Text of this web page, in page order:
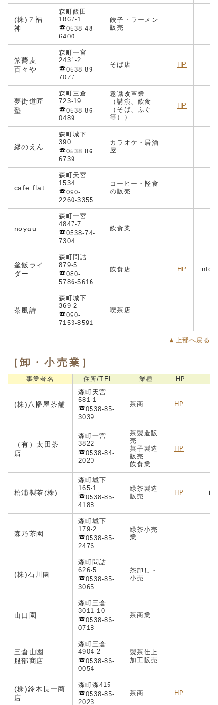
(株) ７福
神
森町飯田
1867-1
0538-48-
6400
餃子・ラーメン
販売
笊蕎麦
百々や
森町一宮
2431-2
0538-89-
7077
そば店 HP
夢街道匠
塾
森町三倉
723-19
0538-86-
0489
意識改革業
（講演、飲食
（そば、ふぐ
等））
HP
縁のえん
森町城下
390
0538-86-
6739
カラオケ・居酒
屋
cafe flat
森町天宮
1534
090-
2260-3355
コーヒー・軽食
の販売
noyau
森町一宮
4847-7
0538-74-
7304
飲食業
釜飯ライ
ダー
森町問詰
879-5
080-
5786-5616
飲食店 HP
茶風詩
森町城下
369-2
090-
7153-8591
喫茶店
▲上部へ戻る
［卸・小売業］
事業者名 住所/TEL 業種 HP
(株)八幡屋茶舗
森町天宮
581-1
0538-85-
3039
茶商 HP
（有）太田茶
店
森町一宮
3822
0538-84-
2020
茶製造販
売
菓子製造
販売
飲食業
HP
松浦製茶(株)
森町城下
165-1
0538-85-
4188
緑茶製造
販売
HP
森乃茶園
森町城下
179-2
0538-85-
2476
緑茶小売
業
(株)石川園
森町問詰
626-5
0538-85-
3065
茶卸し・
小売
山口園
森町三倉
3011-10
0538-86-
0718
茶商業
三倉山園
服部商店
森町三倉
4904-2
0538-86-
0054
製茶仕上
加工販売
(株)鈴木長十商
店
森町森415
0538-85-
2023
茶商 HP